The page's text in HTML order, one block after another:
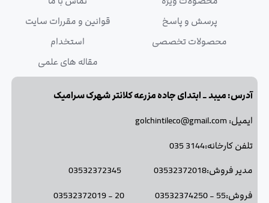
پرسش و پاسخ
محصولات تخصصی
قوانین و مقررات سایت
استخدام
مقاله های علمی
آدرس: میبد _ ابتدای جاده مزرعه کلانتر شهرک سرامیک
ایمیل: golchintileco@gmail.com
تلفن کارخانه:3144 035
مدیر فروش:03532372018 03532372345
فروش:55 - 03532374250 20 - 03532372019